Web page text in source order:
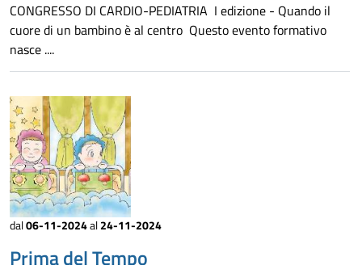
CONGRESSO DI CARDIO-PEDIATRIA I edizione - Quando il
cuore di un bambino è al centro Questo evento formativo
nasce ....
dal06-11-2024al24-11-2024
Prima del Tempo